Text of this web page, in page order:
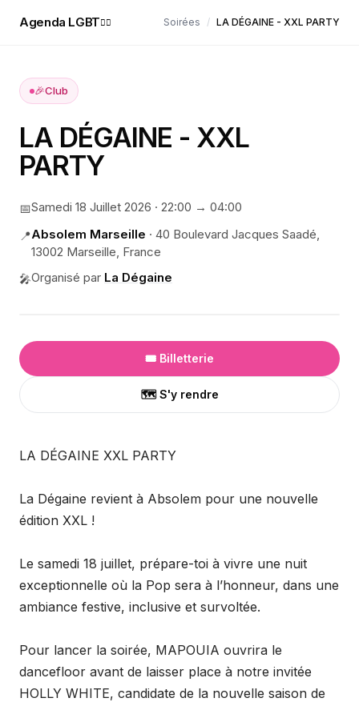
Agenda LGBT🏳️‍🌈 Soirées / LA DÉGAINE - XXL PARTY
🎉Club
LA DÉGAINE - XXL
PARTY
📅Samedi 18 Juillet 2026 · 22:00 → 04:00
📍Absolem Marseille · 40 Boulevard Jacques Saadé,
13002 Marseille, France
🎤Organisé par La Dégaine
🎟️ Billetterie
🗺️ S'y rendre
LA DÉGAINE XXL PARTY
La Dégaine revient à Absolem pour une nouvelle
édition XXL !
Le samedi 18 juillet, prépare-toi à vivre une nuit
exceptionnelle où la Pop sera à l’honneur, dans une
ambiance festive, inclusive et survoltée.
Pour lancer la soirée, MAPOUIA ouvrira le
dancefloor avant de laisser place à notre invitée
HOLLY WHITE, candidate de la nouvelle saison de